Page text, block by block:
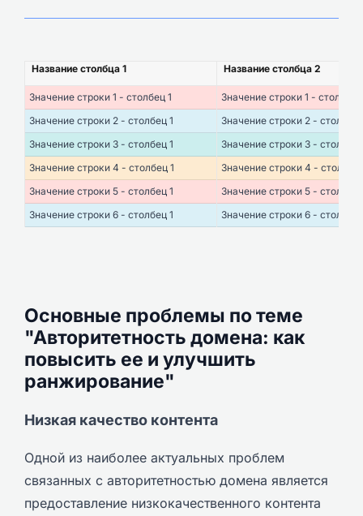
Название столбца 1 Название столбца 2
Значение строки 1 - столбец 1
Значение строки 1 - столбец
Значение строки 2 - столбец 1
Значение строки 2 - столбец
Значение строки 3 - столбец 1
Значение строки 3 - столбец
Значение строки 4 - столбец 1
Значение строки 4 - столбец
Значение строки 5 - столбец 1
Значение строки 5 - столбец
Значение строки 6 - столбец 1
Значение строки 6 - столбец
Основные проблемы по теме
"Авторитетность домена: как
повысить ее и улучшить
ранжирование"
Низкая качество контента
Одной из наиболее актуальных проблем
связанных с авторитетностью домена является
предоставление низкокачественного контента